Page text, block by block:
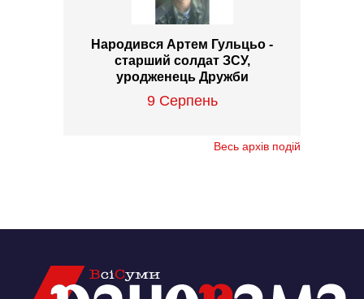
Народився Артем Гульцьо -
старший солдат ЗСУ,
уродженець Дружби
9 Серпень
Весь архів подій